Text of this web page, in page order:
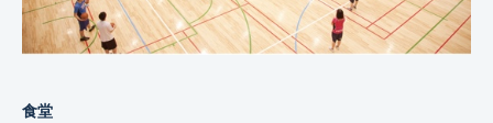
食堂